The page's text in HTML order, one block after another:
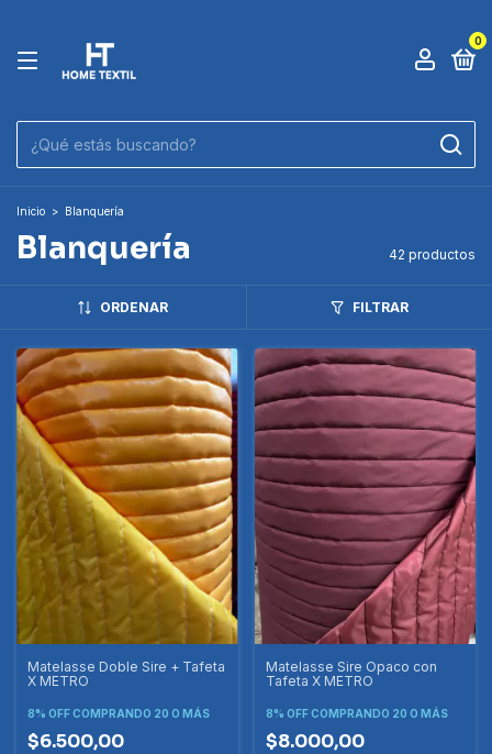
0
Inicio > Blanquería
Blanquería 42 productos
ORDENAR FILTRAR
Matelasse Doble Sire + Tafeta
X METRO
8% OFFCOMPRANDO 20 O MÁS
$6.500,00
Matelasse Sire Opaco con
Tafeta X METRO
8% OFF COMPRANDO 20 O MÁS
$8.000,00